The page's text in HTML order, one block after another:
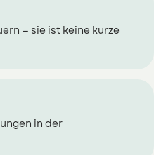
— sie ist keine kurze
in der